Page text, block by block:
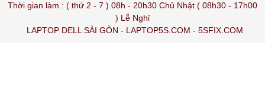
Thời gian làm : ( thứ 2 - 7 ) 08h - 20h30 Chủ Nhật ( 08h30 - 17h00
) Lễ Nghỉ
LAPTOP DELL SÀI GÒN - LAPTOP5S.COM - 5SFIX.COM